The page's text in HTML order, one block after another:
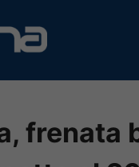
frenata